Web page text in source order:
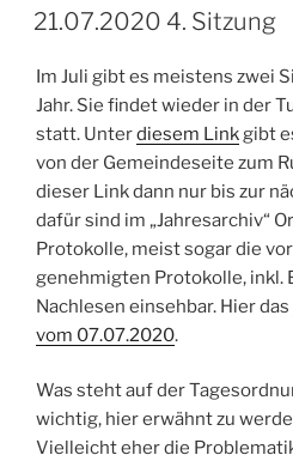
AM
21.07.2020 4. Sitzung
Im Juli gibt es meistens zwei
Jahr. Sie findet wieder in der
statt. Unterdiesem Linkgibt
von der Gemeindeseite zum
dieser Link dann nur bis zur
dafür sind im „Jahresarchiv“
Protokolle, meist sogar die
genehmigten Protokolle, inkl.
Nachlesen einsehbar. Hier das
vom 07.07.2020.
Was steht auf der
wichtig, hier erwähnt zu
Vielleicht eher die